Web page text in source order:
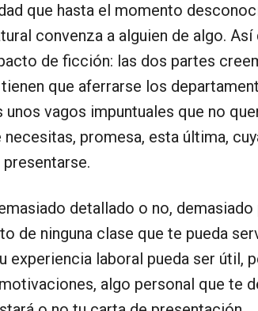
que hasta el momento
convenza a alguien de algo.
de ficción: las dos partes
que aferrarse los
vagos impuntuales que no
promesa, esta última,
detallado o no,
de ninguna clase que te pueda
experiencia laboral pueda ser útil,
algo personal que te